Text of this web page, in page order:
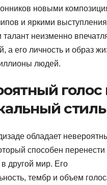
новыми
и яркими
талант неизменно
а его личность и образ
людей.
голос
стиль
обладает
способен перенести
другой мир. Его
тембр и объем